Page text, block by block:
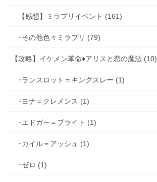
【感想】ミラプリイベント (161)
･その他色々ミラプリ (79)
【攻略】イケメン革命♦アリスと恋の魔法 (10)
･ランスロット＝キングスレー (1)
･ヨナ＝クレメンス (1)
･エドガー＝ブライト (1)
･カイル＝アッシュ (1)
･ゼロ (1)